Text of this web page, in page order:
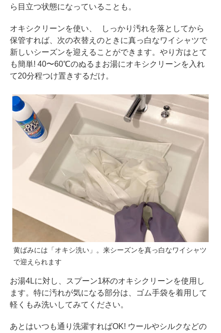
ら目立つ状態になっていることも。
オキシクリーンを使い、 しっかり汚れを落としてから
保管すれば、次の衣替えのときに真っ白なワイシャツで
新しいシーズンを迎えることができます。やり方はとて
も簡単! 40〜60℃のぬるまお湯にオキシクリーンを入れ
て20分程つけ置きするだけ。
黄ばみには「オキシ洗い」。来シーズンを真っ白なワイシャツ
で迎えられます
お湯4Lに対し、スプーン1杯のオキシクリーンを使用し
ます。特に汚れが気になる部分は、ゴム手袋を着用して
軽くもみ洗いしてみてください。
あとはいつも通り洗濯すればOK! ウールやシルクなどの